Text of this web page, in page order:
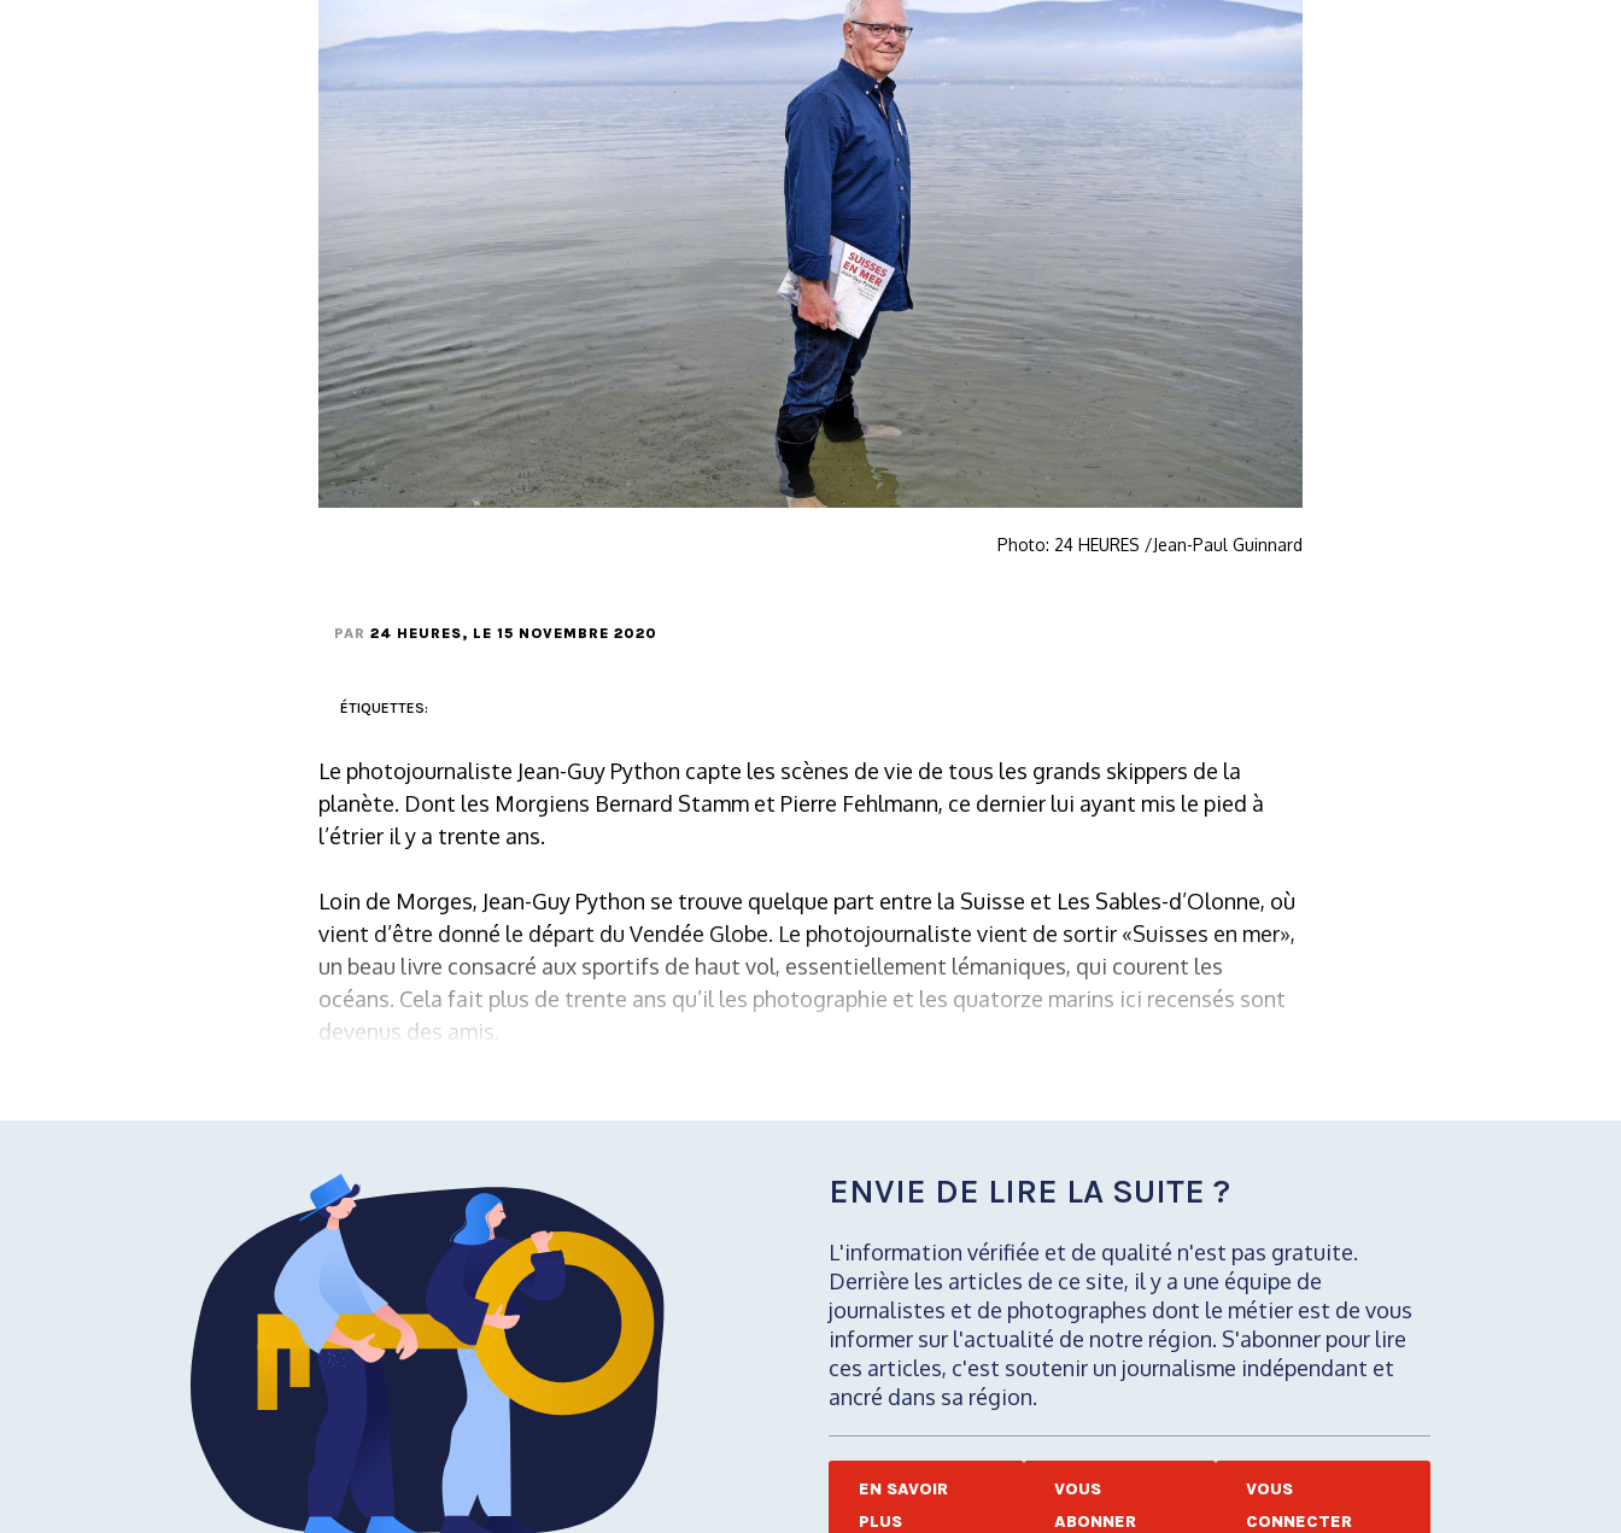
Photo: 24 HEURES /Jean-Paul Guinnard
PAR 24 HEURES, LE 15 NOVEMBRE 2020
ÉTIQUETTES:
Le photojournaliste Jean-Guy Python capte les scènes de vie de tous les grands skippers de la
planète. Dont les Morgiens Bernard Stamm et Pierre Fehlmann, ce dernier lui ayant mis le pied à
l’étrier il y a trente ans.
Loin de Morges, Jean-Guy Python se trouve quelque part entre la Suisse et Les Sables-d’Olonne, où
vient d’être donné le départ du Vendée Globe. Le photojournaliste vient de sortir «Suisses en mer»,
un beau livre consacré aux sportifs de haut vol, essentiellement lémaniques, qui courent les
océans. Cela fait plus de trente ans qu’il les photographie et les quatorze marins ici recensés sont
devenus des amis.
ENVIE DE LIRE LA SUITE ?
L'information vérifiée et de qualité n'est pas gratuite.
Derrière les articles de ce site, il y a une équipe de
journalistes et de photographes dont le métier est de vous
informer sur l'actualité de notre région. S'abonner pour lire
ces articles, c'est soutenir un journalisme indépendant et
ancré dans sa région.
EN SAVOIR
PLUS
VOUS
ABONNER
VOUS
CONNECTER